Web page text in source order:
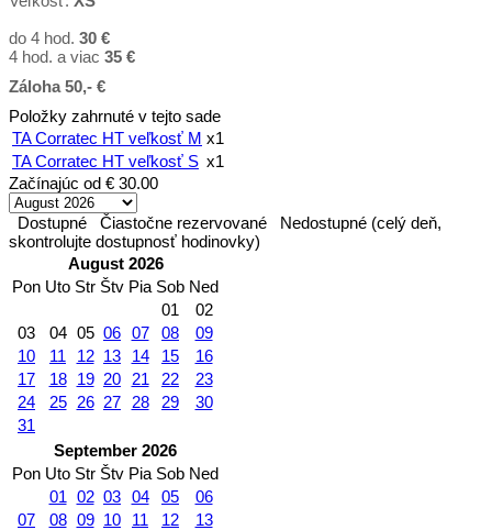
do 4 hod. 30 €
4 hod. a viac 35 €
Záloha 50,- €
Položky zahrnuté v tejto sade
TA Corratec HT veľkosť M x1
TA Corratec HT veľkosť S x1
Začínajúc od € 30.00
Dostupné Čiastočne rezervované
Nedostupné (celý deň,
skontrolujte dostupnosť hodinovky)
August 2026
Pon Uto Str Štv Pia Sob Ned
01
02
03
04 05 06 07 08
09
10
11 12 13 14 15
16
17
18 19 20 21 22
23
24
25 26 27 28 29
30
31
September 2026
Pon Uto Str Štv Pia Sob Ned
01 02 03 04 05
06
07
08 09 10 11 12
13